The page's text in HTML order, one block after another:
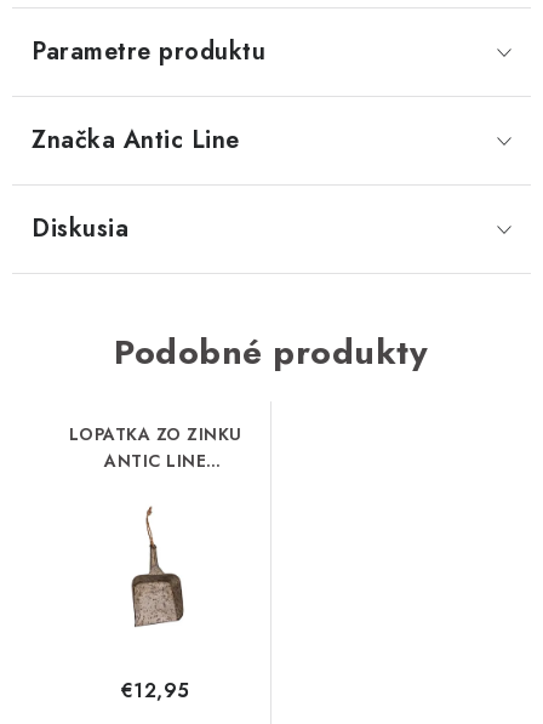
Parametre produktu
Značka Antic Line
Diskusia
Podobné produkty
LOPATKA ZO ZINKU
ANTIC LINE
€12,95